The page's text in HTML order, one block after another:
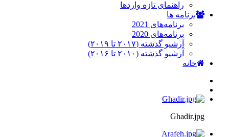
راهنمای تازه واردها
برنامه ها
برنامه‌های 2021
برنامه‌های 2020
آرشیو گذشته (۲۰۱۷ تا ۲۰۱۹)
آرشیو گذشته (۲۰۱۰ تا ۲۰۱۶)
خانه
Ghadir.jpg